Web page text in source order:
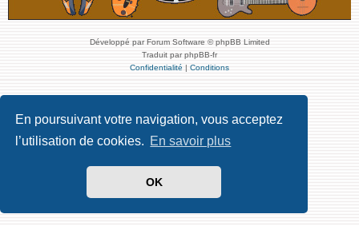
En poursuivant votre navigation, vous acceptez
l’utilisation de cookies. En savoir plus
OK
Développé par Forum Software © phpBB Limited
Traduit par phpBB-fr
Confidentialité | Conditions